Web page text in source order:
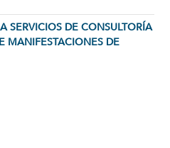
SERVICIOS DE CONSULTORÍA
MANIFESTACIONES DE